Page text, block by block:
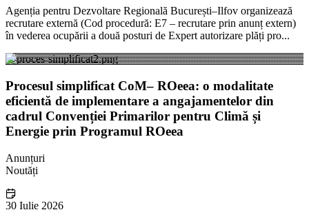
Agenția pentru Dezvoltare Regională București–Ilfov organizează
recrutare externă (Cod procedură: E7 – recrutare prin anunț extern)
în vederea ocupării a două posturi de Expert autorizare plăți pro...
Procesul simplificat CoM– ROeea: o modalitate
eficientă de implementare a angajamentelor din
cadrul Convenției Primarilor pentru Climă și
Energie prin Programul ROeea
Anunțuri
Noutăți
30 Iulie 2026